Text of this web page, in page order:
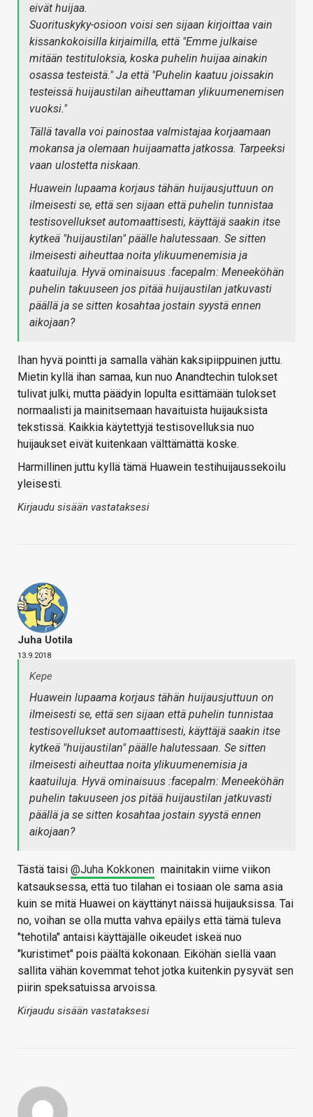
eivät huijaa.
Suorituskyky-osioon voisi sen sijaan kirjoittaa vain
kissankokoisilla kirjaimilla, että "Emme julkaise
mitään testituloksia, koska puhelin huijaa ainakin
osassa testeistä." Ja että "Puhelin kaatuu joissakin
testeissä huijaustilan aiheuttaman ylikuumenemisen
vuoksi."
Tällä tavalla voi painostaa valmistajaa korjaamaan
mokansa ja olemaan huijaamatta jatkossa. Tarpeeksi
vaan ulostetta niskaan.
Huawein lupaama korjaus tähän huijausjuttuun on
ilmeisesti se, että sen sijaan että puhelin tunnistaa
testisovellukset automaattisesti, käyttäjä saakin itse
kytkeä "huijaustilan" päälle halutessaan. Se sitten
ilmeisesti aiheuttaa noita ylikuumenemisia ja
kaatuiluja. Hyvä ominaisuus :facepalm: Meneeköhän
puhelin takuuseen jos pitää huijaustilan jatkuvasti
päällä ja se sitten kosahtaa jostain syystä ennen
aikojaan?
Ihan hyvä pointti ja samalla vähän kaksipiippuinen juttu.
Mietin kyllä ihan samaa, kun nuo Anandtechin tulokset
tulivat julki, mutta päädyin lopulta esittämään tulokset
normaalisti ja mainitsemaan havaituista huijauksista
tekstissä. Kaikkia käytettyjä testisovelluksia nuo
huijaukset eivät kuitenkaan välttämättä koske.
Harmillinen juttu kyllä tämä Huawein testihuijaussekoilu
yleisesti.
Kirjaudu sisään vastataksesi
Juha Uotila
13.9.2018
Kepe
Huawein lupaama korjaus tähän huijausjuttuun on
ilmeisesti se, että sen sijaan että puhelin tunnistaa
testisovellukset automaattisesti, käyttäjä saakin itse
kytkeä "huijaustilan" päälle halutessaan. Se sitten
ilmeisesti aiheuttaa noita ylikuumenemisia ja
kaatuiluja. Hyvä ominaisuus :facepalm: Meneeköhän
puhelin takuuseen jos pitää huijaustilan jatkuvasti
päällä ja se sitten kosahtaa jostain syystä ennen
aikojaan?
Tästä taisi @Juha Kokkonen mainitakin viime viikon
katsauksessa, että tuo tilahan ei tosiaan ole sama asia
kuin se mitä Huawei on käyttänyt näissä huijauksissa. Tai
no, voihan se olla mutta vahva epäilys että tämä tuleva
"tehotila" antaisi käyttäjälle oikeudet iskeä nuo
"kuristimet" pois päältä kokonaan. Eiköhän siellä vaan
sallita vähän kovemmat tehot jotka kuitenkin pysyvät sen
piirin speksatuissa arvoissa.
Kirjaudu sisään vastataksesi